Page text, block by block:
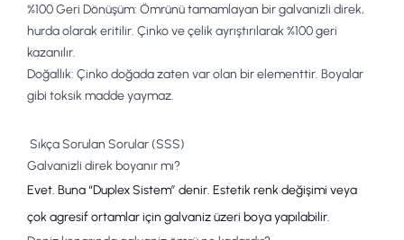
%100 Geri Dönüşüm: Ömrünü tamamlayan birgalvanizli direk,
hurda olarak eritilir. Çinko ve çelik ayrıştırılarak %100 geri
kazanılır.
Doğallık: Çinko doğada zaten var olan bir elementtir. Boyalar
gibi toksik madde yaymaz.
Sıkça Sorulan Sorular (SSS)
Galvanizli direk boyanır mı?
Evet. Buna “Duplex Sistem” denir. Estetik renk değişimi veya
çok agresif ortamlar için galvaniz üzeri boya yapılabilir.